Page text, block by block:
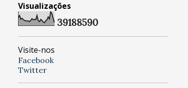
Visualizações
39188590
Visite-nos
Facebook
Twitter